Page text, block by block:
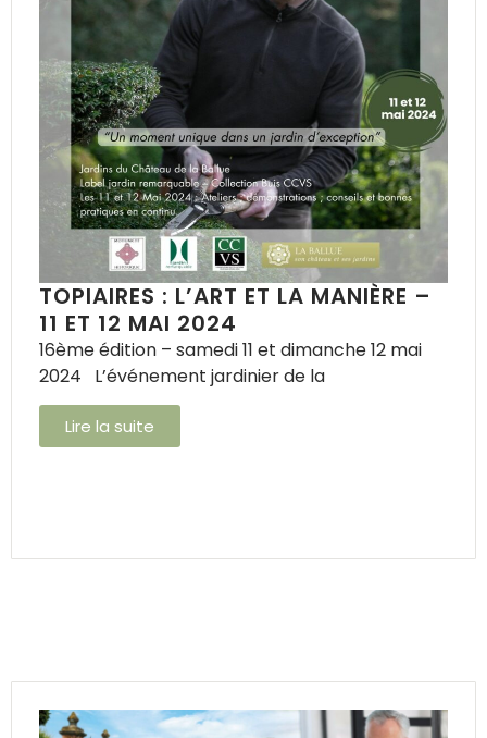
TOPIAIRES : L’ART ET LA MANIÈRE –
11 ET 12 MAI 2024
16ème édition – samedi 11 et dimanche 12 mai
2024 L’événement jardinier de la
Lire la suite